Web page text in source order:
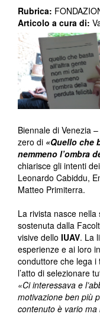
Rubrica:
Articolo a cura di:
Biennale di Venezia
zero di «Quello che
nemmeno l’ombra
chiarisce gli intenti
Leonardo Cabiddu,
Matteo Primiterra.
La rivista nasce
sostenuta dalla
visive dello IUAV. La
esperienze e ai loro
conduttore che lega i
l’atto di selezionare
«Ci interessava e
motivazione ben più
contenuto è vario